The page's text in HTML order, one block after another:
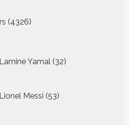
4326
producten
Lamine Yamal 32
producten
Lionel Messi 53
producten